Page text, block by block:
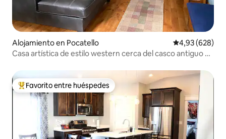
Alojamiento en Pocatello Calificación
4,93 (628)
Casa artística de estilo western cerca del casco antiguo de
Favorito entre los huéspedes más destacados
Favorito entre huéspedes